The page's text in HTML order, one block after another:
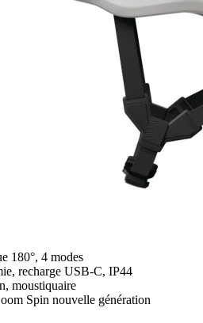
180°, 4 modes
recharge USB-C, IP44
moustiquaire
Spin nouvelle génération